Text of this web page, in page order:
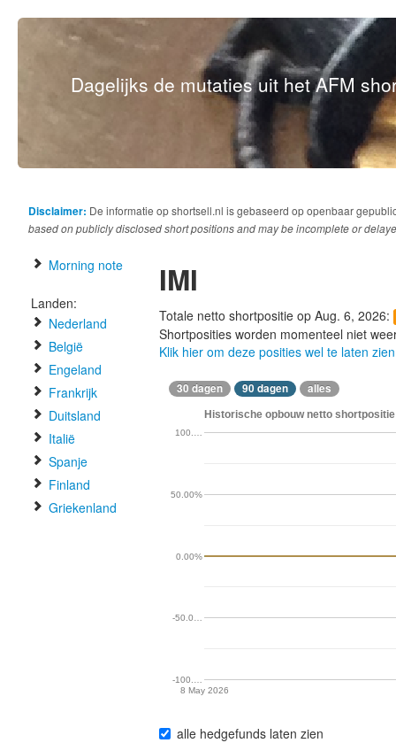
Dagelijks de mutaties uit het AFM
Disclaimer: De informatie op shortsell.nl is gebaseerd op openbaar
based on publicly disclosed short positions and may be incomplete or
Morning note
Landen:
Nederland
België
Engeland
Frankrijk
Duitsland
Italië
Spanje
Finland
Griekenland
IMI
Totale netto shortpositie op Aug. 6, 2026:
Shortposities worden momenteel niet
Klik hier om deze posities wel te laten zien
30 dagen 90 dagen alles
Historische opbouw netto shortpositie
8 May 2026
-100.…
-50.0…
0.00%
50.00%
100.…
alle hedgefunds laten zien